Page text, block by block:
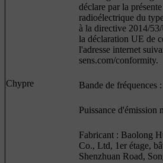
Chypre
déclare par la
radioélectrique du
à la directive 2014/
la déclaration UE de
l'adresse internet
sens.com/conformity.
Bande de fréquences
Puissance d'émission
Fabricant : Baolong
Co., Ltd, 1er étage,
Shenzhuan Road,